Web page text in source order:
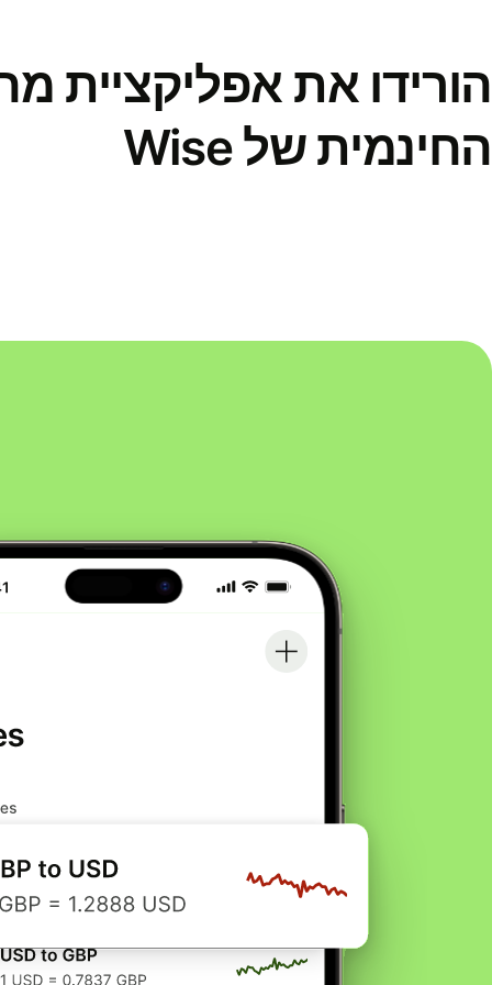
הורידו את אפליקציית
החינמית של Wise